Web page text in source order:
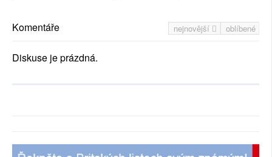
nejnovější oblíbené
Komentáře
Diskuse je prázdná.